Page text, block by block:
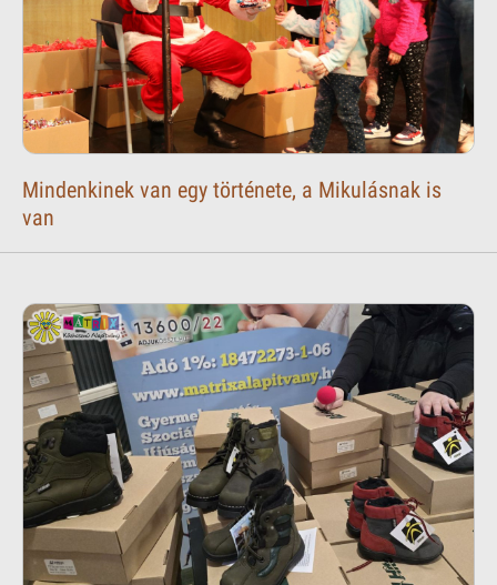
Mindenkinek van egy története, a Mikulásnak is
van